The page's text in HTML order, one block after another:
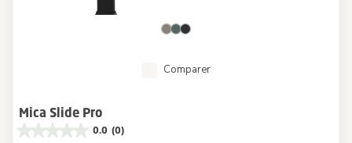
Comparer
Mica Slide Pro
0.0 (0)